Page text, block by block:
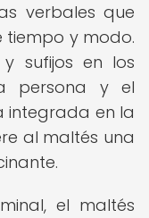
verbales que
tiempo y modo.
sufijos en los
persona y el
integrada en la
al maltés una
el maltés